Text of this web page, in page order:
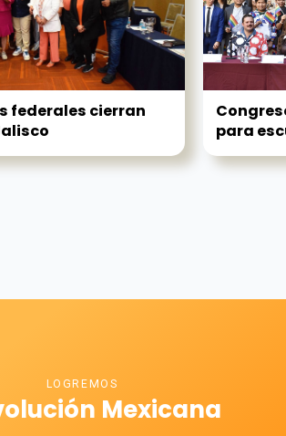
federales cierran
para
LOGREMOS
Mexicana